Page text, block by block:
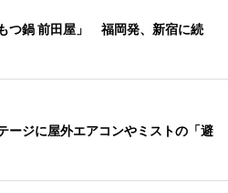
つ鍋 前田屋」 福岡発、新宿に続
ージに屋外エアコンやミストの「避